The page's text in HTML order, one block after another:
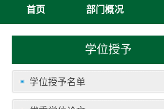
首页 部门概况
学位授予
学位授予名单